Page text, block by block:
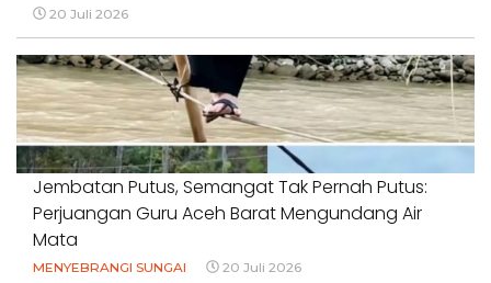
20 Juli 2026
Jembatan Putus, Semangat Tak Pernah Putus:
Perjuangan Guru Aceh Barat Mengundang Air
Mata
MENYEBRANGI SUNGAI 20 Juli 2026